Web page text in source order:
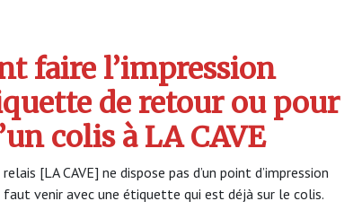
faire l’impression
de retour ou pour
colis à LA CAVE
[LA CAVE] ne dispose pas d’un point d’impression
venir avec une étiquette qui est déjà sur le colis.